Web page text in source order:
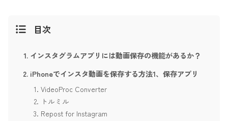
目次
インスタグラムアプリには動画保存の機能があるか？
iPhoneでインスタ動画を保存する方法1、保存アプリ
VideoProc Converter
トルミル
Repost for Instagram